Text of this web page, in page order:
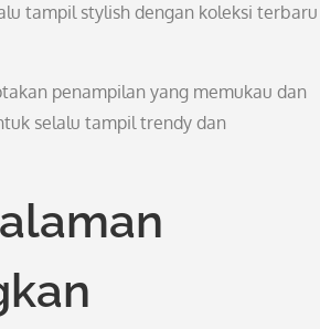
tampil stylish dengan koleksi terbaru
penampilan yang memukau dan
selalu tampil trendy dan